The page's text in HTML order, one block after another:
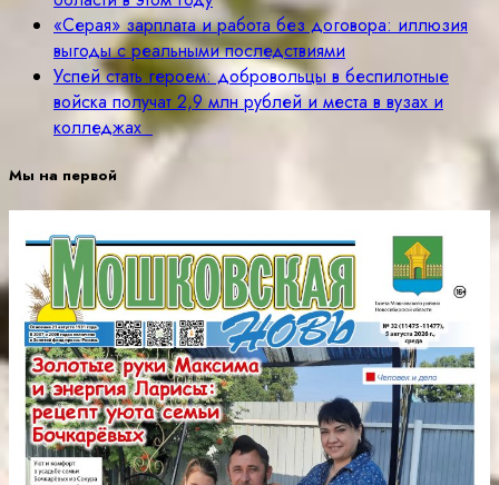
«Серая» зарплата и работа без договора: иллюзия
выгоды с реальными последствиями
Успей стать героем: добровольцы в беспилотные
войска получат 2,9 млн рублей и места в вузах и
колледжах
Мы на первой